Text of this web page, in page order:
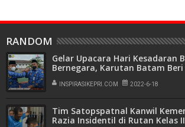
RANDOM
Gelar Upacara Hari Kesadaran
Bernegara, Karutan Batam
Pegawai Terbaik
INSPIRASIKEPRI.COM 2022-6-18
Tim Satopspatnal Kanwil
Razia Insidentil di Rutan Kelas